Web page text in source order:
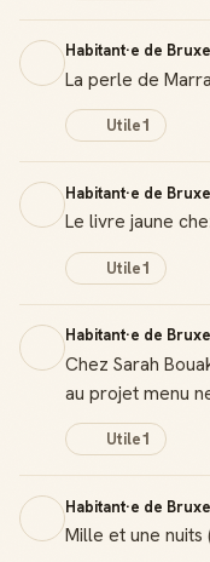
Habitant·e de
La perle de
Utile1
Habitant·e de
Le livre jaune
Utile1
Habitant·e de
Chez Sarah
au projet menu
Utile1
Habitant·e de
Mille et une nuits